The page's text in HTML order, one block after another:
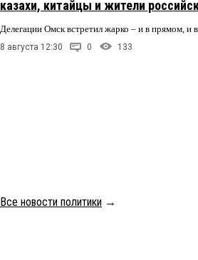
казахи, китайцы и жители
Делегации Омск встретил жарко – и в прямом, и
8 августа 12:30 0 133
Все новости политики →